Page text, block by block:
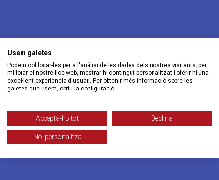
Usem galetes
Podem col·locar-les per a l'anàlisi de les dades dels nostres visitants, per
millorar el nostre lloc web, mostrar-hi contingut personalitzat i oferir-hi una
excel·lent experiència d'usuari. Per obtenir més informació sobre les
galetes que usem, obriu la configuració.
Accepta-ho tot Declina
No, personalitza